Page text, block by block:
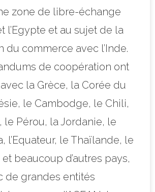
zone de libre-échange
l’Egypte et au sujet de la
du commerce avec l’Inde.
de coopération ont
la Grèce, la Corée du
le Cambodge, le Chili,
le Pérou, la Jordanie, le
l’Equateur, le Thaïlande, le
beaucoup d’autres pays,
de grandes entités